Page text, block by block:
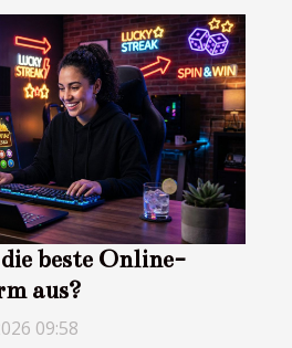
beste Online-
aus?
09:58